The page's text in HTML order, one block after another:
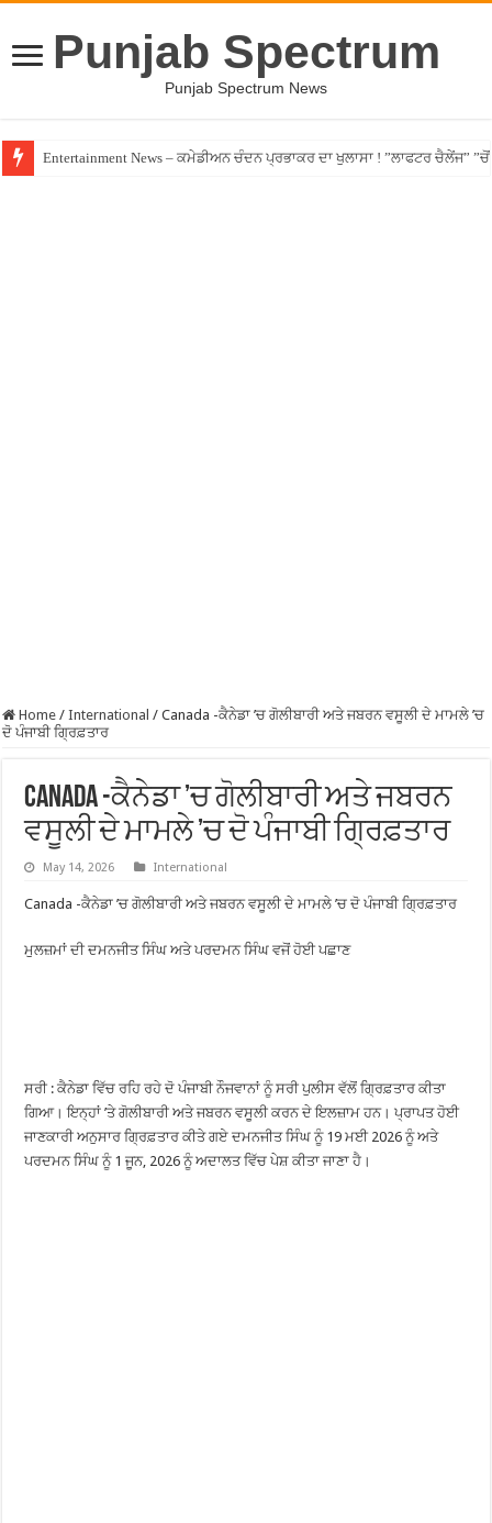
Punjab Spectrum
Punjab Spectrum News
Entertainment News – ਕਮੇਡੀਅਨ ਚੰਦਨ ਪ੍ਰਭਾਕਰ ਦਾ ਖੁਲਾਸਾ ! ”ਲਾਫਟਰ ਚੈਲੇਂਜ”
Jalandhar – ਧੋਖੇਬਾਜ਼ ਏਜੰਟ ਦੇ ਧੱਕੇ ਚੜ੍ਹਿਆ ਪੰਜਾਬੀ ਨੌਜਵਾਨ, ਸੁਣਾਈ ਹੱਡਬੀਤੀ
Home / International / Canada -ਕੈਨੇਡਾ ’ਚ ਗੋਲੀਬਾਰੀ ਅਤੇ ਜਬਰਨ ਵਸੂਲੀ ਦੇ ਮਾਮਲੇ ’ਚ
ਦੋ ਪੰਜਾਬੀ ਗ੍ਰਿਫ਼ਤਾਰ
Canada -ਕੈਨੇਡਾ ’ਚ ਗੋਲੀਬਾਰੀ ਅਤੇ ਜਬਰਨ
ਵਸੂਲੀ ਦੇ ਮਾਮਲੇ ’ਚ ਦੋ ਪੰਜਾਬੀ ਗ੍ਰਿਫ਼ਤਾਰ
May 14, 2026 International
Canada -ਕੈਨੇਡਾ ’ਚ ਗੋਲੀਬਾਰੀ ਅਤੇ ਜਬਰਨ ਵਸੂਲੀ ਦੇ ਮਾਮਲੇ ’ਚ ਦੋ ਪੰਜਾਬੀ ਗ੍ਰਿਫ਼ਤਾਰ
ਮੁਲਜ਼ਮਾਂ ਦੀ ਦਮਨਜੀਤ ਸਿੰਘ ਅਤੇ ਪਰਦਮਨ ਸਿੰਘ ਵਜੋਂ ਹੋਈ ਪਛਾਣ
ਸਰੀ : ਕੈਨੇਡਾ ਵਿੱਚ ਰਹਿ ਰਹੇ ਦੋ ਪੰਜਾਬੀ ਨੌਜਵਾਨਾਂ ਨੂੰ ਸਰੀ ਪੁਲੀਸ ਵੱਲੋਂ ਗ੍ਰਿਫ਼ਤਾਰ ਕੀਤਾ
ਗਿਆ। ਇਨ੍ਹਾਂ ’ਤੇ ਗੋਲੀਬਾਰੀ ਅਤੇ ਜਬਰਨ ਵਸੂਲੀ ਕਰਨ ਦੇ ਇਲਜ਼ਾਮ ਹਨ। ਪ੍ਰਾਪਤ ਹੋਈ
ਜਾਣਕਾਰੀ ਅਨੁਸਾਰ ਗ੍ਰਿਫ਼ਤਾਰ ਕੀਤੇ ਗਏ ਦਮਨਜੀਤ ਸਿੰਘ ਨੂੰ 19 ਮਈ 2026 ਨੂੰ ਅਤੇ
ਪਰਦਮਨ ਸਿੰਘ ਨੂੰ 1 ਜੂਨ, 2026 ਨੂੰ ਅਦਾਲਤ ਵਿੱਚ ਪੇਸ਼ ਕੀਤਾ ਜਾਣਾ ਹੈ।